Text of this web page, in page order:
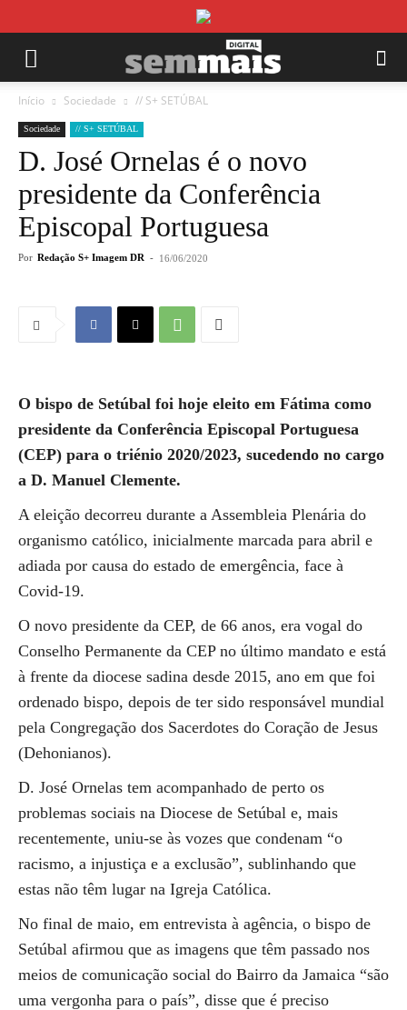
Início Sociedade // S+ SETÚBAL
Sociedade // S+ SETÚBAL
D. José Ornelas é o novo
presidente da Conferência
Episcopal Portuguesa
Por Redação S+ Imagem DR - 16/06/2020
O bispo de Setúbal foi hoje eleito em Fátima como
presidente da Conferência Episcopal Portuguesa
(CEP) para o triénio 2020/2023, sucedendo no cargo
a D. Manuel Clemente.
A eleição decorreu durante a Assembleia Plenária do
organismo católico, inicialmente marcada para abril e
adiada por causa do estado de emergência, face à
Covid-19.
O novo presidente da CEP, de 66 anos, era vogal do
Conselho Permanente da CEP no último mandato e está
à frente da diocese sadina desde 2015, ano em que foi
ordenado bispo, depois de ter sido responsável mundial
pela Congregação dos Sacerdotes do Coração de Jesus
(Dehonianos).
D. José Ornelas tem acompanhado de perto os
problemas sociais na Diocese de Setúbal e, mais
recentemente, uniu-se às vozes que condenam “o
racismo, a injustiça e a exclusão”, sublinhando que
estas não têm lugar na Igreja Católica.
No final de maio, em entrevista à agência, o bispo de
Setúbal afirmou que as imagens que têm passado nos
meios de comunicação social do Bairro da Jamaica “são
uma vergonha para o país”, disse que é preciso